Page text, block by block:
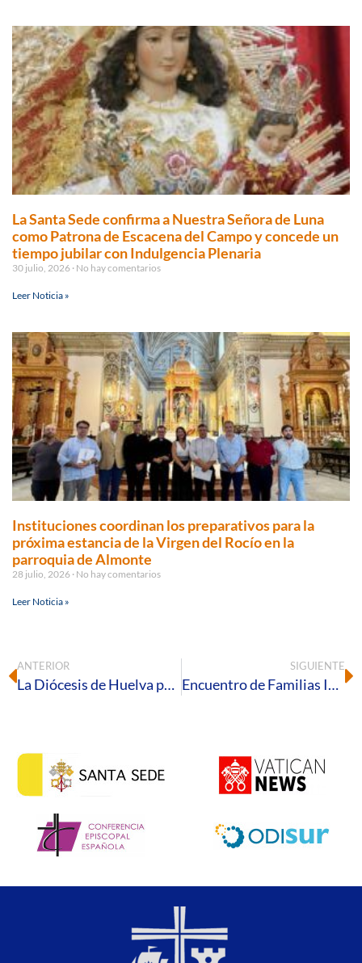
La Santa Sede confirma a Nuestra Señora de Luna
como Patrona de Escacena del Campo y concede un
tiempo jubilar con Indulgencia Plenaria
30 julio, 2026 No hay comentarios
Leer Noticia »
Instituciones coordinan los preparativos para la
próxima estancia de la Virgen del Rocío en la
parroquia de Almonte
28 julio, 2026 No hay comentarios
Leer Noticia »
ANTERIOR
La Diócesis de Huelva participa en la beatificación de Manuel González-Serna y 19 compañeros mártires en Sevilla
SIGUIENTE
Encuentro de Familias Ignacianas Onubenses en Mazagón